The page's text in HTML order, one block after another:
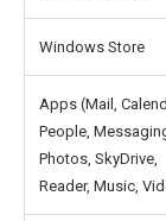
Windows Store
Apps (Mail,
People,
Photos, SkyDrive,
Reader, Music,